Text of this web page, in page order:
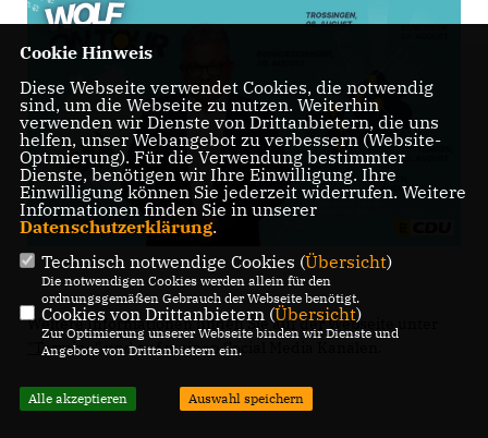
Weitere Informationen finden Sie auf der Webseite unter
"Termine"und auf meinen Social Media Kanälen.
Cookie Hinweis
Diese Webseite verwendet Cookies, die notwendig
sind, um die Webseite zu nutzen. Weiterhin
verwenden wir Dienste von Drittanbietern, die uns
helfen, unser Webangebot zu verbessern (Website-
Optmierung). Für die Verwendung bestimmter
Dienste, benötigen wir Ihre Einwilligung. Ihre
Einwilligung können Sie jederzeit widerrufen. Weitere
Informationen finden Sie in unserer
Datenschutzerklärung.
Technisch notwendige Cookies (Übersicht)
Die notwendigen Cookies werden allein für den
ordnungsgemäßen Gebrauch der Webseite benötigt.
Cookies von Drittanbietern (Übersicht)
Zur Optimierung unserer Webseite binden wir Dienste und
Angebote von Drittanbietern ein.
Alle akzeptieren Auswahl speichern